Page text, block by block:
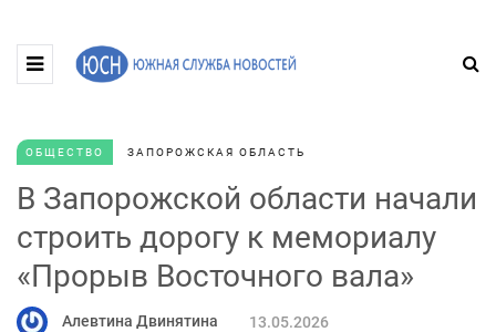
ОБЩЕСТВО ЗАПОРОЖСКАЯ ОБЛАСТЬ
В Запорожской области начали
строить дорогу к мемориалу
«Прорыв Восточного вала»
Алевтина Двинятина 13.05.2026